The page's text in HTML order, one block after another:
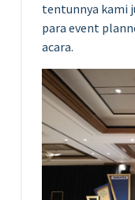
tentunnya kami
para event
acara.